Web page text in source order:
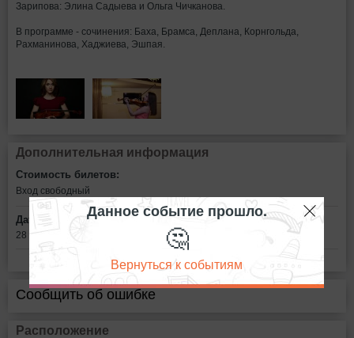
Зарипова: Элина Садыева и Ольга Чичканова.
В программе - сочинения: Баха, Брамса, Деплана, Корнгольда,
Рахманинова, Хаджиева, Эшпая.
Дополнительная информация
Стоимость билетов:
Вход свободный
Дата:
28 апреля в 15:00
Сообщить об ошибке
Расположение
Данное событие прошло.
🤔
Вернуться к событиям